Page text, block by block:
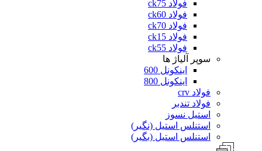
فولاد ck75
فولاد ck60
فولاد ck70
فولاد ck15
فولاد ck55
سوپر آلیاژ ها
اینکونل 600
اینکونل 800
فولاد crv
فولاد تندبر
استیل نسوز
استنلس استیل (نگیر)
استنلس استیل (بگیر)